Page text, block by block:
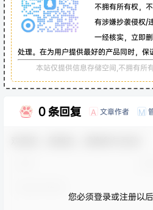
不拥有所有权，
有涉嫌抄袭侵权/
一经核实，立即
处理。在为用户提供最好的产品同时，保
本站仅提供信息存储空间,不拥有所
0 条回复 A 文章作者 M
您必须登录或注册以